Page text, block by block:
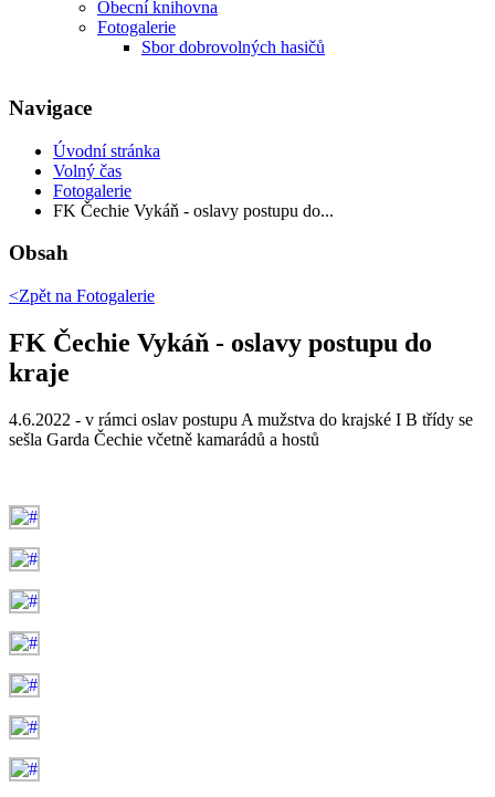
Obecní knihovna
Fotogalerie
Sbor dobrovolných hasičů
Navigace
Úvodní stránka
Volný čas
Fotogalerie
FK Čechie Vykáň - oslavy postupu do...
Obsah
<Zpět na Fotogalerie
FK Čechie Vykáň - oslavy postupu do
kraje
4.6.2022 - v rámci oslav postupu A mužstva do krajské I B třídy se
sešla Garda Čechie včetně kamarádů a hostů